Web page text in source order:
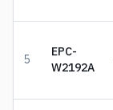
5
EPC-
W2192A